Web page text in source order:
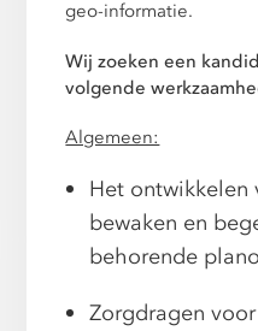
geo-informatie.
Wij zoeken een
volgende
Algemeen:
Het ontwikkelen
bewaken en
behorende
Zorgdragen